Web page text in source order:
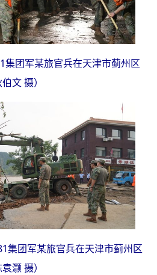
集团军某旅官兵在天津市蓟州区
文 摄）
集团军某旅官兵在天津市蓟州区
灏 摄）